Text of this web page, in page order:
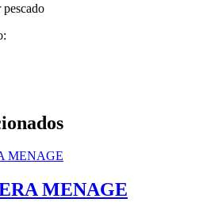
pescado
MENAGE